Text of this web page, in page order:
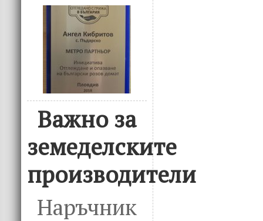
Важно за
земеделските
производители
Наръчник